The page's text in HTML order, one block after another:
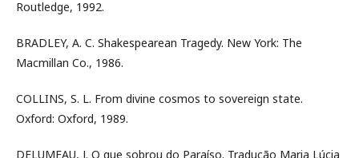
Routledge, 1992.
BRADLEY, A. C. Shakespearean Tragedy. New York: The
Macmillan Co., 1986.
COLLINS, S. L. From divine cosmos to sovereign state.
Oxford: Oxford, 1989.
DELUMEAU, J. O que sobrou do Paraíso. Tradução Maria Lúcia